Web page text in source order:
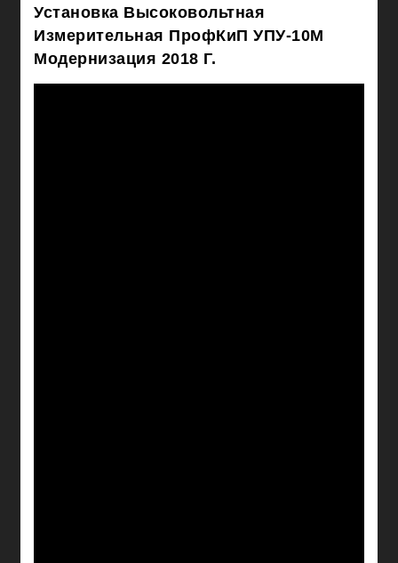
Установка Высоковольтная
Измерительная ПрофКиП УПУ-10М
Модернизация 2018 Г.